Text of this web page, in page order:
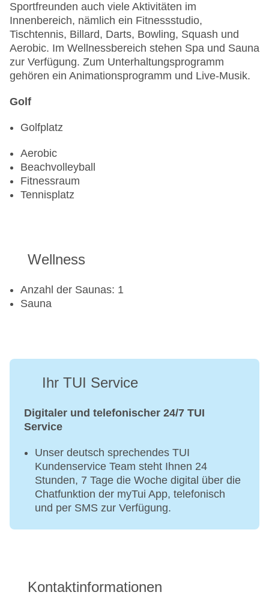
Sportfreunden auch viele Aktivitäten im
Innenbereich, nämlich ein Fitnessstudio,
Tischtennis, Billard, Darts, Bowling, Squash und
Aerobic. Im Wellnessbereich stehen Spa und Sauna
zur Verfügung. Zum Unterhaltungsprogramm
gehören ein Animationsprogramm und Live-Musik.
Golf
Golfplatz
Aerobic
Beachvolleyball
Fitnessraum
Tennisplatz
Wellness
Anzahl der Saunas: 1
Sauna
Ihr TUI Service
Digitaler und telefonischer 24/7 TUI
Service
Unser deutsch sprechendes TUI
Kundenservice Team steht Ihnen 24
Stunden, 7 Tage die Woche digital über die
Chatfunktion der myTui App, telefonisch
und per SMS zur Verfügung.
Kontaktinformationen